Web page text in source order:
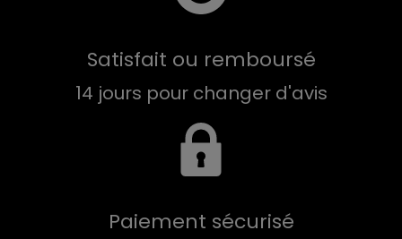
Satisfait ou remboursé
14 jours pour changer d'avis
Paiement sécurisé